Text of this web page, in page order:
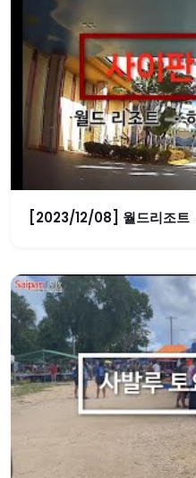
[2023/12/08] 월드리조트